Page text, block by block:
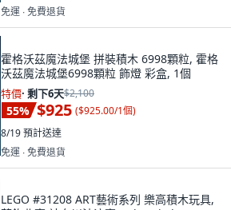
免運 ∙ 免費退貨
霍格沃茲魔法城堡 拼裝積木 6998顆粒, 霍格
沃茲魔法城堡6998顆粒 飾燈 彩盒, 1個
特價· 剩下6天$2,100
55% $925 ($925.00/1個)
8/19預計送達
免運 ∙ 免費退貨
LEGO #31208 ART藝術系列 樂高積木玩具,